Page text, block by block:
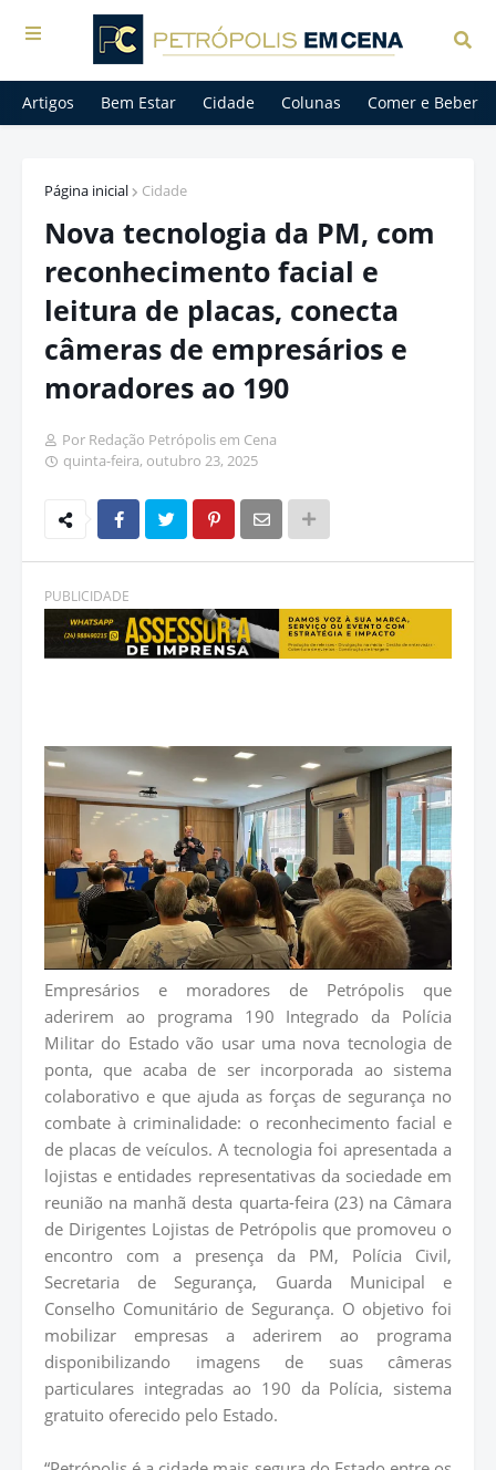
Artigos Bem Estar Cidade Colunas Comer e Beber
Página inicial Cidade
Nova tecnologia da PM, com
reconhecimento facial e
leitura de placas, conecta
câmeras de empresários e
moradores ao 190
Por Redação Petrópolis em Cena
quinta-feira, outubro 23, 2025
PUBLICIDADE
Empresários e moradores de Petrópolis que
aderirem ao programa 190 Integrado da Polícia
Militar do Estado vão usar uma nova tecnologia de
ponta, que acaba de ser incorporada ao sistema
colaborativo e que ajuda as forças de segurança no
combate à criminalidade: o reconhecimento facial e
de placas de veículos. A tecnologia foi apresentada a
lojistas e entidades representativas da sociedade em
reunião na manhã desta quarta-feira (23) na Câmara
de Dirigentes Lojistas de Petrópolis que promoveu o
encontro com a presença da PM, Polícia Civil,
Secretaria de Segurança, Guarda Municipal e
Conselho Comunitário de Segurança. O objetivo foi
mobilizar empresas a aderirem ao programa
disponibilizando imagens de suas câmeras
particulares integradas ao 190 da Polícia, sistema
gratuito oferecido pelo Estado.